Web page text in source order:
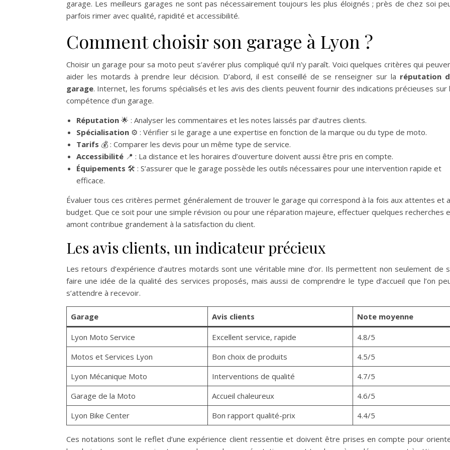
garage. Les meilleurs garages ne sont pas nécessairement toujours les plus éloignés ; près de chez soi
parfois rimer avec qualité, rapidité et accessibilité.
Comment choisir son garage à Lyon ?
Choisir un garage pour sa moto peut s’avérer plus compliqué qu’il n’y paraît. Voici quelques critères qui
aider les motards à prendre leur décision. D’abord, il est conseillé de se renseigner sur la réputation
garage. Internet, les forums spécialisés et les avis des clients peuvent fournir des indications précieuses sur
compétence d’un garage.
Réputation 🌟 : Analyser les commentaires et les notes laissés par d’autres clients.
Spécialisation ⚙️ : Vérifier si le garage a une expertise en fonction de la marque ou du type de moto.
Tarifs 💰 : Comparer les devis pour un même type de service.
Accessibilité 📍 : La distance et les horaires d’ouverture doivent aussi être pris en compte.
Équipements 🛠️ : S’assurer que le garage possède les outils nécessaires pour une intervention rapide et
efficace.
Évaluer tous ces critères permet généralement de trouver le garage qui correspond à la fois aux attentes et
budget. Que ce soit pour une simple révision ou pour une réparation majeure, effectuer quelques recherches
amont contribue grandement à la satisfaction du client.
Les avis clients, un indicateur précieux
Les retours d’expérience d’autres motards sont une véritable mine d’or. Ils permettent non seulement de
faire une idée de la qualité des services proposés, mais aussi de comprendre le type d’accueil que l’on
s’attendre à recevoir.
Garage Avis clients Note moyenne
Lyon Moto Service Excellent service, rapide
4.8/5
Motos et Services Lyon
Bon choix de produits
4.5/5
Lyon Mécanique Moto
Interventions de qualité
4.7/5
Garage de la Moto
Accueil chaleureux
4.6/5
Lyon Bike Center
Bon rapport qualité-prix 4.4/5
Ces notations sont le reflet d’une expérience client ressentie et doivent être prises en compte pour